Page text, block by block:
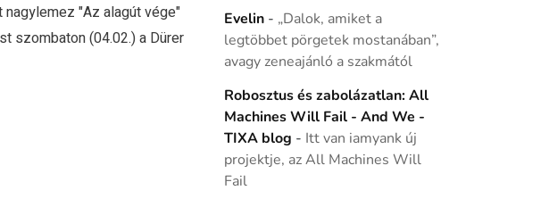
"Az alagút vége"
szombaton (04.02.) a Dürer
Evelin- „Dalok, amiket a
legtöbbet pörgetek mostanában”,
avagy zeneajánló a szakmától
Robosztus és zabolázatlan: All
Machines Will Fail - And We -
TIXA blog - Itt van iamyank új
projektje, az All Machines Will
Fail